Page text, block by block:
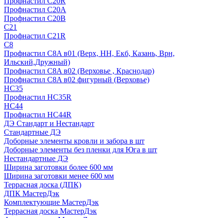
Профнастил С20А
Профнастил С20В
C21
Профнастил С21R
C8
Профнастил С8A в01 (Верх, НН, Екб, Казань, Врн,
Ильский,Дружный)
Профнастил С8A в02 (Верховье , Краснодар)
Профнастил С8A в02 фигурный (Верховье)
HС35
Профнастил HC35R
НС44
Профнастил НС44R
ДЭ Стандарт и Нестандарт
Стандартные ДЭ
Доборные элементы кровли и забора в шт
Доборные элементы без пленки для Юга в шт
Нестандартные ДЭ
Ширина заготовки более 600 мм
Ширина заготовки менее 600 мм
Террасная доска (ДПК)
ДПК МастерДэк
Комплектующие МастерДэк
Террасная доска МастерДэк